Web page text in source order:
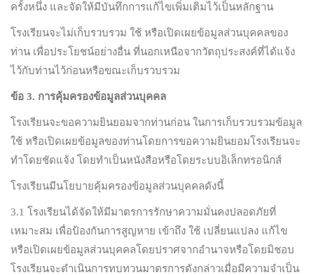
ครั้งหนึ่ง และจัดให้มีบันทึกการแก้ไขเพิ่มเติมไว้เป็นหลักฐาน
โรงเรียนจะไม่เก็บรวบรวม ใช้ หรือเปิดเผยข้อมูลส่วนบุคคลของ
ท่าน เพื่อประโยชน์อย่างอื่น ที่นอกเหนือจากวัตถุประสงค์ที่ได้แจ้ง
ไว้กับท่านไว้ก่อนหรือขณะเก็บรวบรวม
ข้อ 3. การคุ้มครองข้อมูลส่วนบุคคล
โรงเรียนจะขอความยินยอมจากท่านก่อน ในการเก็บรวบรวมข้อมูล
ใช้ หรือเปิดเผยข้อมูลของท่านโดยการขอความยินยอมโรงเรียนจะ
ทำโดยชัดแจ้ง โดยทำเป็นหนังสือหรือโดยระบบอิเล็กทรอนิกส์
โรงเรียนมีนโยบายคุ้มครองข้อมูลส่วนบุคคลดังนี้
3.1 โรงเรียนได้จัดให้มีมาตรการรักษาความมั่นคงปลอดภัยที่
เหมาะสม เพื่อป้องกันการสูญหาย เข้าถึง ใช้ เปลี่ยนแปลง แก้ไข
หรือเปิดเผยข้อมูลส่วนบุคคลโดยปราศจากอำนาจหรือโดยมิชอบ
โรงเรียนจะดำเนินการทบทวนมาตรการดังกล่าวเมื่อมีความจำเป็น